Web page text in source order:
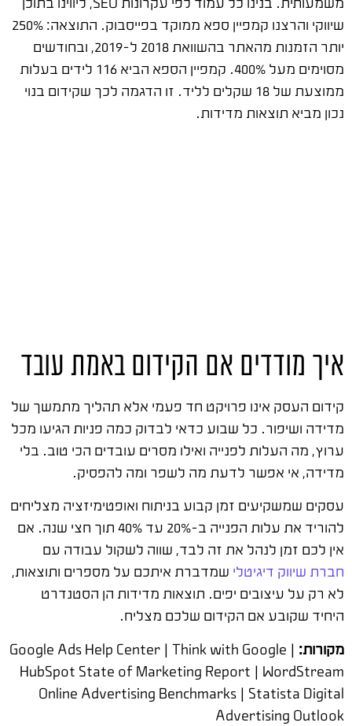
שיווקי והרצנו קמפיין ספא ממוקד בפייסבוק. התוצאה: 250%
יותר הזמנות מהאתר בהשוואת 2018 ל-2019, ובחודשים
מסוימים מעל 400%. קמפיין הספא הביא 116 לידים בעלות
ממוצעת של 18 שקלים לליד. זו הדגמה לכך שקידום בנוי
נכון מביא תוצאות מדידות.
איך מודדים אם הקידום באמת עובד
קידום העסק אינו פרויקט חד פעמי אלא תהליך מתמשך של
מדידה ושיפור. כל שבוע כדאי לבדוק כמה פניות הגיעו מכל
ערוץ, מה העלות לפנייה ואילו מסרים עובדים הכי טוב. בלי
מדידה, אי אפשר לדעת מה לשפר ומה להפסיק.
עסקים שמשקיעים זמן קבוע בניתוח ואופטימיזציה מצליחים
להוריד את עלות הפנייה ב-20% עד 40% תוך חצי שנה. אם
אין לכם זמן לנהל את זה לבד, שווה לשקול עבודה עם
חברת שיווק דיגיטלי שמדברת איתכם על מספרים ותוצאות,
לא רק על עיצובים יפים. תוצאות מדידות הן הסטנדרט
היחיד שקובע אם הקידום שלכם מצליח.
מקורות: Google Ads Help Center | Think with Google |
HubSpot State of Marketing Report | WordStream
Online Advertising Benchmarks | Statista Digital
Advertising Outlook